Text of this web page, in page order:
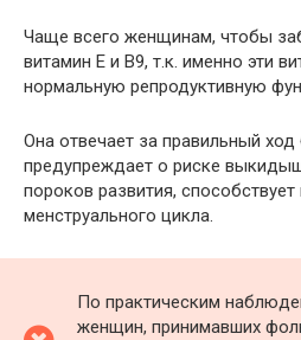
Чаще всего женщинам, чтобы
витамин Е и В9, т.к. именно эти
нормальную репродуктивную
Она отвечает за правильный ход
предупреждает о риске
пороков развития,
менструального цикла.
По практическим
женщин, принимавших